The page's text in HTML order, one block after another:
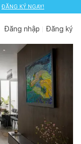
ĐĂNG KÝ NGAY!
Đăng nhập Đăng ký